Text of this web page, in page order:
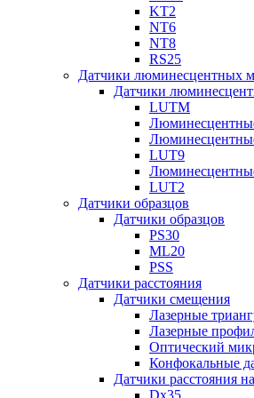
KT2
NT6
NT8
RS25
Датчики люминесцентных
Датчики
LUTM
LUT9
LUT2
Датчики образцов
Датчики образцов
PS30
ML20
PSS
Датчики расстояния
Датчики смещения
Лазерные
Лазерные
Оптический
Конфокальные
Датчики расстояния
Dx35